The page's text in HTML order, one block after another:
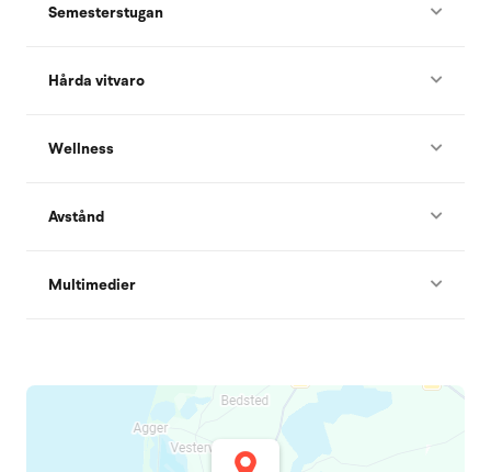
Semesterstugan
Hårda vitvaro
Wellness
Avstånd
Multimedier